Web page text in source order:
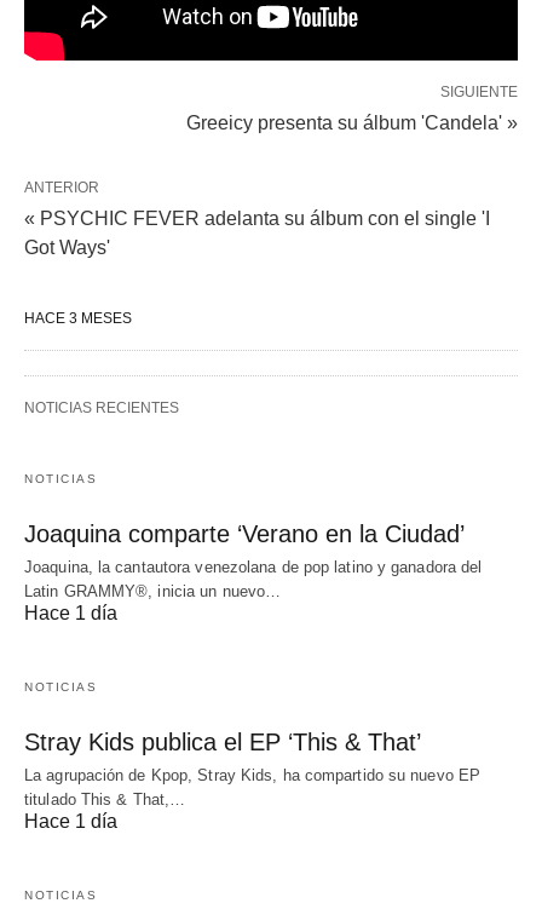
SIGUIENTE
Greeicy presenta su álbum 'Candela' »
ANTERIOR
« PSYCHIC FEVER adelanta su álbum con el single 'I
Got Ways'
HACE 3 MESES
NOTICIAS RECIENTES
NOTICIAS
Joaquina comparte ‘Verano en la Ciudad’
Joaquina, la cantautora venezolana de pop latino y ganadora del
Latin GRAMMY®, inicia un nuevo…
Hace 1 día
NOTICIAS
Stray Kids publica el EP ‘This & That’
La agrupación de Kpop, Stray Kids, ha compartido su nuevo EP
titulado This & That,…
Hace 1 día
NOTICIAS